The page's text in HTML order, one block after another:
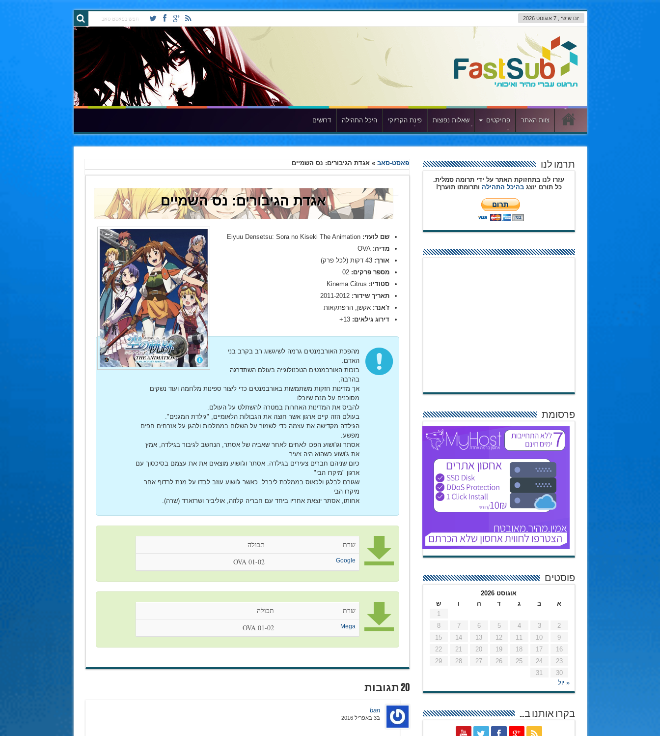
יום שישי , 7 אוגוסט 2026
צוות האתר פרויקטים שאלות נפוצות פינת הקריוקי היכל התהילה דרושים
פאסט-סאב »אגדת הגיבורים: נס השמיים
אגדת הגיבורים: נס השמיים
שם לועזי:Eiyuu Densetsu: Sora no Kiseki The Animation
מדיה:OVA
אורך: 43 דקות (לכל פרק)
מספר פרקים: 02
סטודיו:
תאריך שידור: 2011-2012
ז'אנר: אקשן, הרפתקאות
דירוג גילאים: 13+
מהפכת האורבמנטים גרמה לשיגשוג רב בקרב בני
האדם.
בזכות האורבמנטים הטכנולוגייה בעולם השתדרגה
בהרבה,
אך מדינות חזקות משתמשות באורבמנטים כדי ליצור ספינות מלחמה ועוד נשקים
מסוכנים על מנת שיוכלו
להביס את המדינות האחרות במטרה להשתלט על העולם.
בעולם הזה קיים ארגון אשר חוצה את הגבולות הלאומיים, "גילדת המגנים".
הגילדה מקדישה את עצמה כדי לשמור על השלום בממלכות ולהגן על אזרחים חפים
מפשע.
אסתר וגו'ושוע הפכו לאחים לאחר שאביה של אסתר, הנחשב לגיבור בגילדה, אמץ
את ג'ושוע כשהוא היה צעיר.
כיום שניהם חברים צעירים בגילדה. אסתר וג'ושוע מוצאים את את עצמם בסיכסוך עם
ארגון "מיקרו הבי"
שגורם לבלגן ולכאוס בממלכת ליברל. כאשר ג'ושוע עוזב לבדו על מנת לרדוף אחר
מיקרו הבי
אחותו, אסתר יוצאת אחריו ביחד עם חבריה קלוזה, אוליביר ושרזארד (שרה).
שרת תכולה
Google
OVA 01-02
שרת תכולה
Mega
OVA 01-02
20 תגובות
ban
ב3 באפריל 2016
תרמו לנו
עזרו לנו בתחזוקת האתר על ידי תרומה סמלית.
כל תורם יוצגבהיכל התהילה ותרומתו תוערך!
פרסומת
פוסטים
אוגוסט 2026
א
ב ג ד ה ו
ש
1
2
3
4
5
6
7
8
9
10
11
12
13
14
15
16
17
18
19
20
21
22
23
24
25
26
27
28
29
30
31
« יול
בקרו אותנו ב…